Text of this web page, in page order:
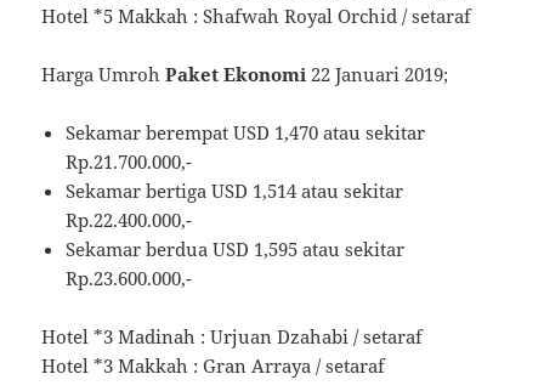
Hotel *5 Makkah : Shafwah Royal Orchid / setaraf
Harga UmrohPaket Ekonomi 22 Januari 2019;
Sekamar berempat USD 1,470 atau sekitar
Rp.21.700.000,-
Sekamar bertiga USD 1,514 atau sekitar
Rp.22.400.000,-
Sekamar berdua USD 1,595 atau sekitar
Rp.23.600.000,-
Hotel *3 Madinah : Urjuan Dzahabi / setaraf
Hotel *3 Makkah : Gran Arraya / setaraf